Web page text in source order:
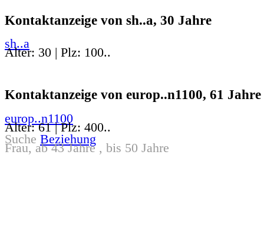
Kontaktanzeige von sh..a, 30 Jahre
sh..a
Alter: 30 | Plz: 100..
Kontaktanzeige von europ..n1100, 61 Jahre
europ..n1100
Alter: 61 | Plz: 400..
Suche Beziehung
Frau, ab 43 Jahre , bis 50 Jahre